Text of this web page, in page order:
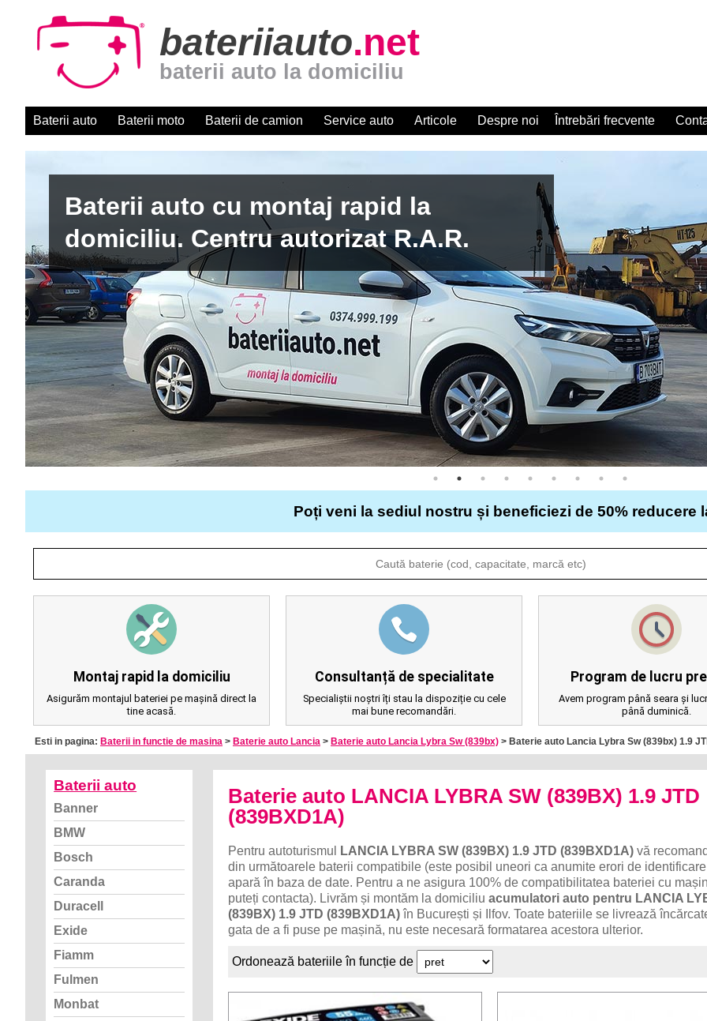
bateriiauto.net
baterii auto la domiciliu
Baterii auto Baterii moto Baterii de camion Service auto Articole Despre noi Întrebări frecvente
Baterii auto cu montaj rapid la
domiciliu. Centru autorizat R.A.R.
Poți veni la sediul nostru și beneficiezi de 50% reducere
Montaj rapid la domiciliu
Asigurăm montajul bateriei pe mașină direct la
tine acasă.
Consultanță de specialitate
Specialiștii noștri îți stau la dispoziție cu cele
mai bune recomandări.
Program de lucru
Avem program până seara și
până duminică.
Esti in pagina: Baterii in functie de masina > Baterie auto Lancia > Baterie auto Lancia Lybra Sw (839bx) > Baterie auto Lancia Lybra Sw (839bx) 1.9
Baterie auto LANCIA LYBRA SW (839BX) 1.9 JTD
(839BXD1A)
Pentru autoturismul LANCIA LYBRA SW (839BX) 1.9 JTD (839BXD1A) vă
din următoarele baterii compatibile (este posibil uneori ca anumite erori de
apară în baza de date. Pentru a ne asigura 100% de compatibilitatea bateriei cu
puteți contacta). Livrăm și montăm la domiciliuacumulatori auto pentru LANCIA
(839BX) 1.9 JTD (839BXD1A)în București și Ilfov. Toate bateriile se livrează
gata de a fi puse pe mașină, nu este necesară formatarea acestora ulterior.
Ordonează bateriile în funcție de
Baterii auto
Banner
BMW
Bosch
Caranda
Duracell
Exide
Fiamm
Fulmen
Monbat